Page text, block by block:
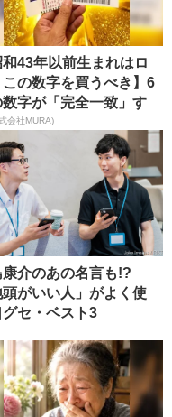
和43年以前生まれはロ
この数字を買うべき】6
字が「完全一致」す
会社MURA)
介のあの名言も!?
頭がいい人」がよく使
グセ・ベスト3